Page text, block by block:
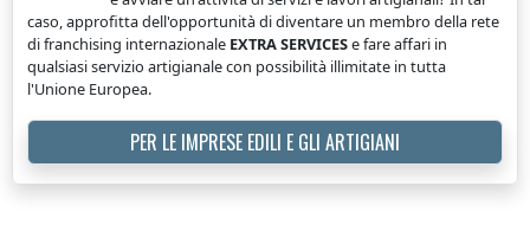
caso, approfitta dell'opportunità di diventare un membro della rete
di franchising internazionale EXTRA SERVICESe fare affari in
qualsiasi servizio artigianale con possibilità illimitate in tutta
l'Unione Europea.
PER LE IMPRESE EDILI E GLI ARTIGIANI